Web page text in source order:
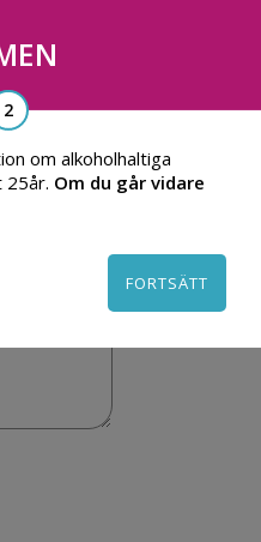
om alkoholhaltiga
25år. Om du går vidare
FORTSÄTT